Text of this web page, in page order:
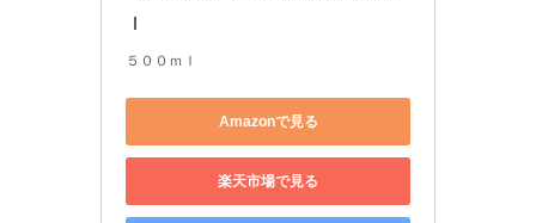
ｌ
５００ｍｌ
Amazonで見る
楽天市場で見る